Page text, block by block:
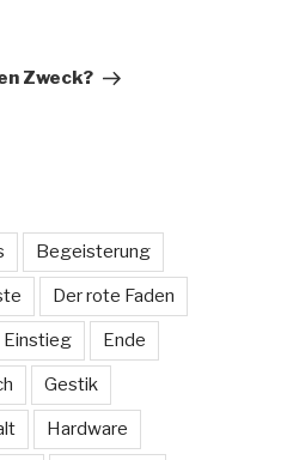
Zweck?
Begeisterung
Der rote Faden
Einstieg Ende
Gestik
Hardware